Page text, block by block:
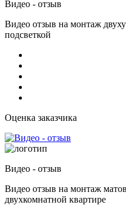
Видео - отзыв
Видео отзыв на монтаж
подсветкой
Оценка заказчика
Видео - отзыв
Видео отзыв на монтаж
двухкомнатной квартире